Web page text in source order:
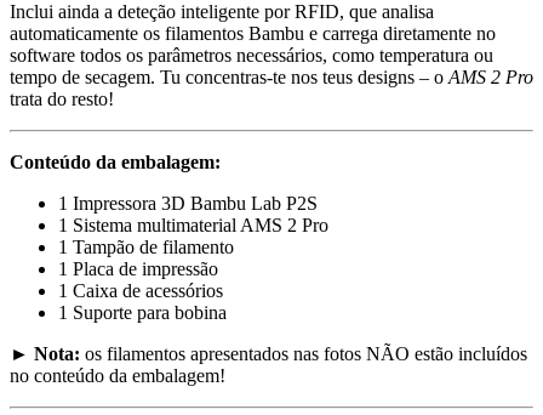
Inclui ainda a deteção inteligente por RFID, que analisa
automaticamente os filamentos Bambu e carrega diretamente no
software todos os parâmetros necessários, como temperatura ou
tempo de secagem. Tu concentras-te nos teus designs – o AMS 2 Pro
trata do resto!
Conteúdo da embalagem:
1 Impressora 3D Bambu Lab P2S
1 Sistema multimaterial AMS 2 Pro
1 Tampão de filamento
1 Placa de impressão
1 Caixa de acessórios
1 Suporte para bobina
► Nota: os filamentos apresentados nas fotos NÃO estão incluídos
no conteúdo da embalagem!